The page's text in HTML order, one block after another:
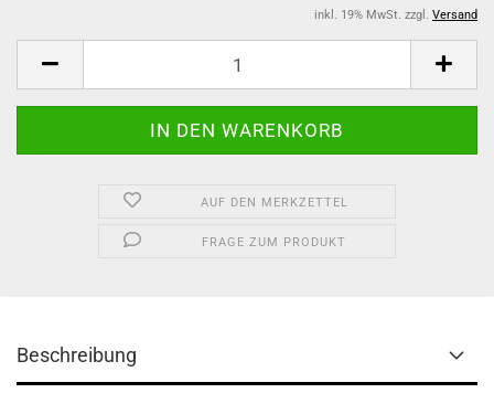
inkl. 19% MwSt. zzgl. Versand
AUF DEN MERKZETTEL
FRAGE ZUM PRODUKT
Beschreibung